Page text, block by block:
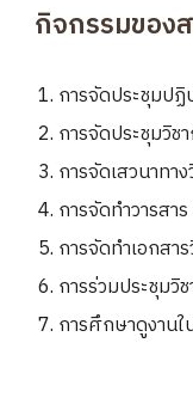
กิจกรรมของ
การจัดประชุมปฏิ
การจัดประชุมวิช
การจัดเสวนาทาง
การจัดทำวารสา
การจัดทำเอกสา
การร่วมประชุมวิ
การศึกษาดูงานใ